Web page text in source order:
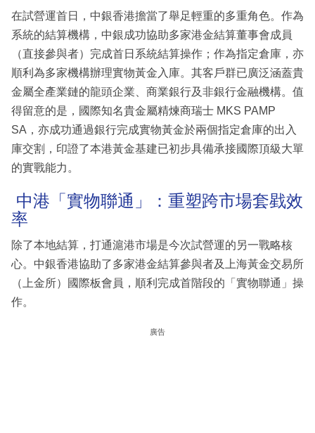
在試營運首日，中銀香港擔當了舉足輕重的多重角色。作為
系統的結算機構，中銀成功協助多家港金結算董事會成員
（直接參與者）完成首日系統結算操作；作為指定倉庫，亦
順利為多家機構辦理實物黃金入庫。其客戶群已廣泛涵蓋貴
金屬全產業鏈的龍頭企業、商業銀行及非銀行金融機構。值
得留意的是，國際知名貴金屬精煉商瑞士 MKS PAMP
SA，亦成功通過銀行完成實物黃金於兩個指定倉庫的出入
庫交割，印證了本港黃金基建已初步具備承接國際頂級大單
的實戰能力。
中港「實物聯通」：重塑跨市場套戥效
率
除了本地結算，打通滬港市場是今次試營運的另一戰略核
心。中銀香港協助了多家港金結算參與者及上海黃金交易所
（上金所）國際板會員，順利完成首階段的「實物聯通」操
作。
廣告